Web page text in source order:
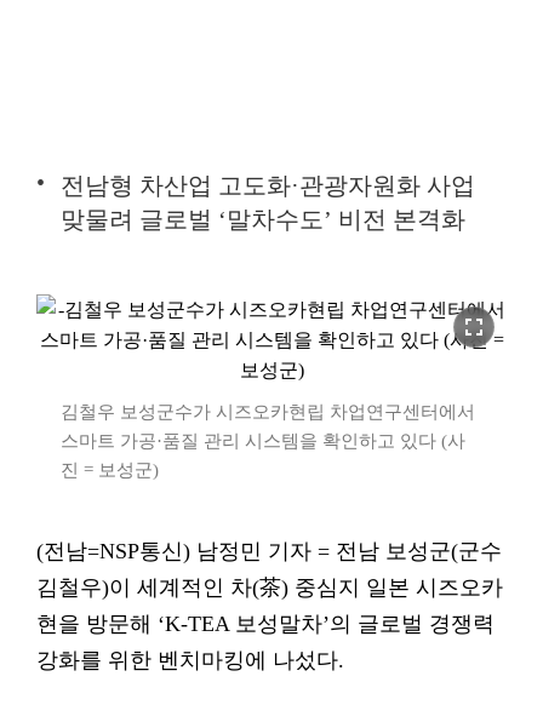
전남형 차산업 고도화·관광자원화 사업
맞물려 글로벌 ‘말차수도’ 비전 본격화
fullscreen
김철우 보성군수가 시즈오카현립 차업연구센터에서
스마트 가공·품질 관리 시스템을 확인하고 있다 (사
진 = 보성군)
(전남=NSP통신) 남정민 기자 = 전남 보성군(군수
김철우)이 세계적인 차(茶) 중심지 일본 시즈오카
현을 방문해 ‘K-TEA 보성말차’의 글로벌 경쟁력
강화를 위한 벤치마킹에 나섰다.